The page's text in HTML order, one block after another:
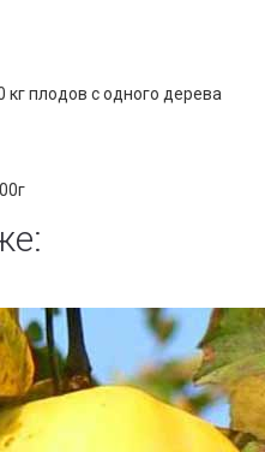
кг плодов с одного дерева